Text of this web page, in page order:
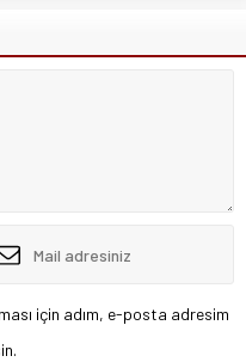
için adım, e-posta adresim